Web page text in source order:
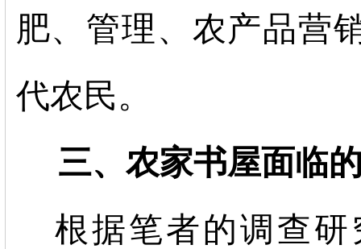
肥、管理、农产品营
代农民。
三、农家书屋面临
根据笔者的调查